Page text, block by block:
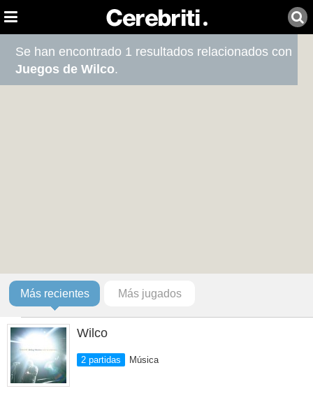
Se han encontrado 1 resultados relacionados con
Juegos de Wilco.
Más recientes Más jugados
Wilco
2 partidas Música